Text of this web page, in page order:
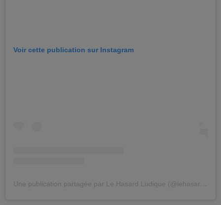
Voir cette publication sur Instagram